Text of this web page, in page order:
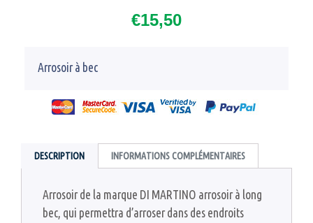
€15,50
Arrosoir à bec
DESCRIPTION INFORMATIONS COMPLÉMENTAIRES
Arrosoir de la marque DI MARTINO arrosoir à long
bec, qui permettra d’arroser dans des endroits